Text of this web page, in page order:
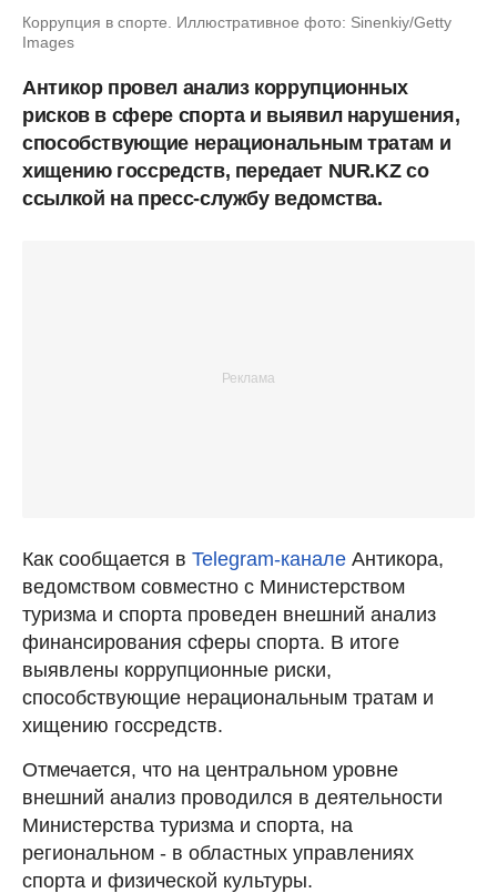
Коррупция в спорте. Иллюстративное фото: Sinenkiy/Getty
Images
Антикор провел анализ коррупционных
рисков в сфере спорта и выявил нарушения,
способствующие нерациональным тратам и
хищению госсредств, передает NUR.KZ со
ссылкой на пресс-службу ведомства.
Как сообщается в Telegram-канале Антикора,
ведомством совместно с Министерством
туризма и спорта проведен внешний анализ
финансирования сферы спорта. В итоге
выявлены коррупционные риски,
способствующие нерациональным тратам и
хищению госсредств.
Отмечается, что на центральном уровне
внешний анализ проводился в деятельности
Министерства туризма и спорта, на
региональном - в областных управлениях
спорта и физической культуры.